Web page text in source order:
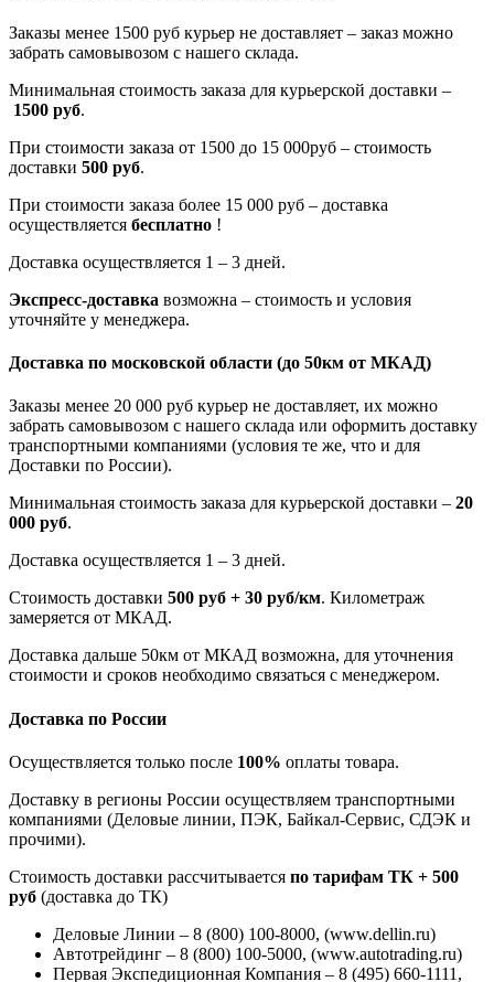
Заказы менее 1500 руб курьер не доставляет – заказ можно
забрать самовывозом с нашего склада.
Минимальная стоимость заказа для курьерской доставки –
1500 руб.
При стоимости заказа от 1500 до 15 000руб – стоимость
доставки 500 руб.
При стоимости заказа более 15 000 руб – доставка
осуществляется бесплатно !
Доставка осуществляется 1 – 3 дней.
Экспресс-доставка возможна – стоимость и условия
уточняйте у менеджера.
Доставка по московской области (до 50км от МКАД)
Заказы менее 20 000 руб курьер не доставляет, их можно
забрать самовывозом с нашего склада или оформить доставку
транспортными компаниями (условия те же, что и для
Доставки по России).
Минимальная стоимость заказа для курьерской доставки – 20
000 руб.
Доставка осуществляется 1 – 3 дней.
Стоимость доставки 500 руб + 30 руб/км. Километраж
замеряется от МКАД.
Доставка дальше 50км от МКАД возможна, для уточнения
стоимости и сроков необходимо связаться с менеджером.
Доставка по России
Осуществляется только после 100% оплаты товара.
Доставку в регионы России осуществляем транспортными
компаниями (Деловые линии, ПЭК, Байкал-Сервис, СДЭК и
прочими).
Стоимость доставки рассчитывается по тарифам ТК + 500
руб (доставка до ТК)
Деловые Линии – 8 (800) 100-8000, (www.dellin.ru)
Автотрейдинг – 8 (800) 100-5000, (www.autotrading.ru)
Первая Экспедиционная Компания – 8 (495) 660-1111,